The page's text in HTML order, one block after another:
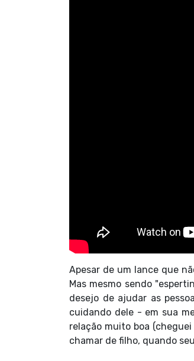
Apesar de um lance que
Mas mesmo sendo
desejo de ajudar as
cuidando dele - em sua
relação muito boa
chamar de filho, quando